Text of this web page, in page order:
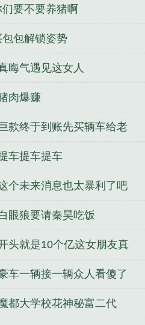
们要不要养猪啊
包包解锁姿势
晦气遇见这女人
肉爆赚
款终于到账先买辆车给老
车提车提车
个未来消息也太暴利了吧
眼狼要请秦昊吃饭
头就是10个亿这女朋友真
车一辆接一辆众人看傻了
都大学校花神秘富二代